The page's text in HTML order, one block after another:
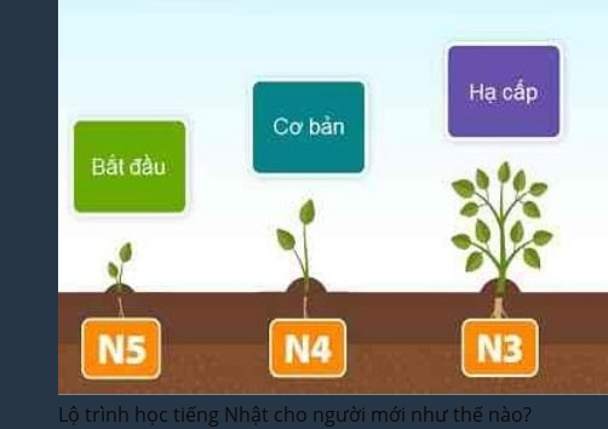
Lộ trình học tiếng Nhật cho người mới như thế nào?